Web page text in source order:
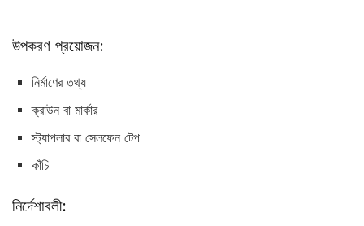
উপকরণ প্রয়োজন:
নির্মাণের তথ্য
ক্রাউন বা মার্কার
স্ট্যাপলার বা সেলফেন টেপ
কাঁচি
নির্দেশাবলী: